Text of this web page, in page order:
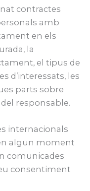
contractes
amb
en els
la
el tipus de
d’interessats, les
parts sobre
responsable.
internacionals
algun moment
comunicades
consentiment